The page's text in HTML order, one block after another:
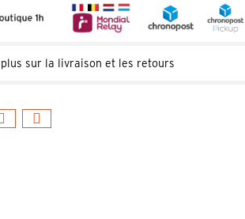
plus sur la livraison et les retours